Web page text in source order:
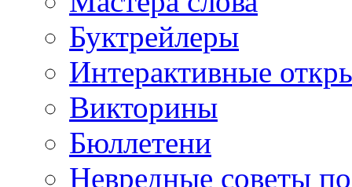
Буктрейлеры
Интерактивные
Викторины
Бюллетени
Невредные советы